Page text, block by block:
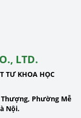
LTD.
TƯ KHOA HỌC
Thượng, Phường Mễ
Nội.